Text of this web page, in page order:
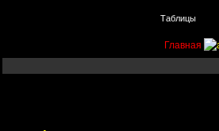
Таблицы
Главная